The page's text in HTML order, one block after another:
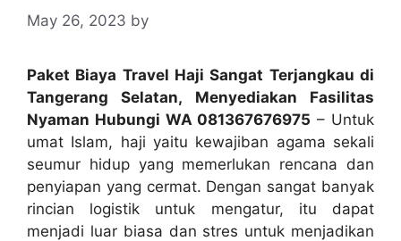
May 26, 2023 by
Paket Biaya Travel Haji Sangat Terjangkau di
Tangerang Selatan, Menyediakan Fasilitas
Nyaman Hubungi WA 081367676975 – Untuk
umat Islam, haji yaitu kewajiban agama sekali
seumur hidup yang memerlukan rencana dan
penyiapan yang cermat. Dengan sangat banyak
rincian logistik untuk mengatur, itu dapat
menjadi luar biasa dan stres untuk menjadikan